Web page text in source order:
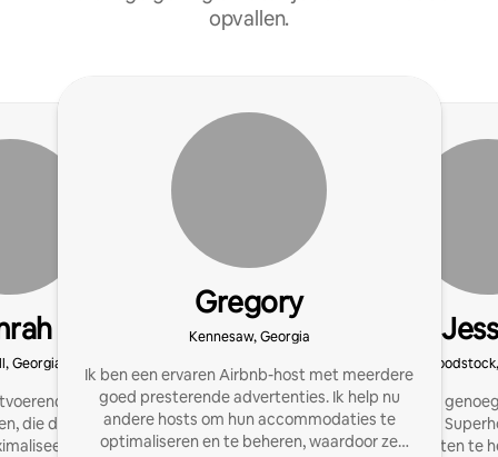
opvallen.
Georgia
instelling en
die de waarde van de
door middel
Gregory
Kennesaw, Georgia
Ik ben een ervaren Airbnb-host met meerdere
goed presterende advertenties. Ik help nu
andere hosts om hun accommodaties te
optimaliseren en te beheren, waardoor ze
Het is mij een
afgelopen jaren
leuk om klanten te